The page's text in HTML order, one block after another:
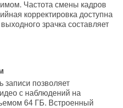
Частота смены кадров
корректировка доступна
зрачка составляет
записи позволяет
с наблюдений на
64 ГБ. Встроенный